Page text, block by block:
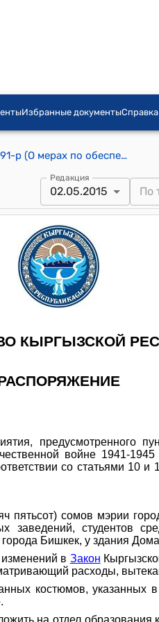
Избранные документыСправка
Распоряжение Правительства КР от 2 мая 2015 года № 191-р (О мерах по обеспечению своевременной подготовки к празднованию 70-летия Победы в Великой Отечественной войне 1941-1945 годов)
Редакция
02.05.2015